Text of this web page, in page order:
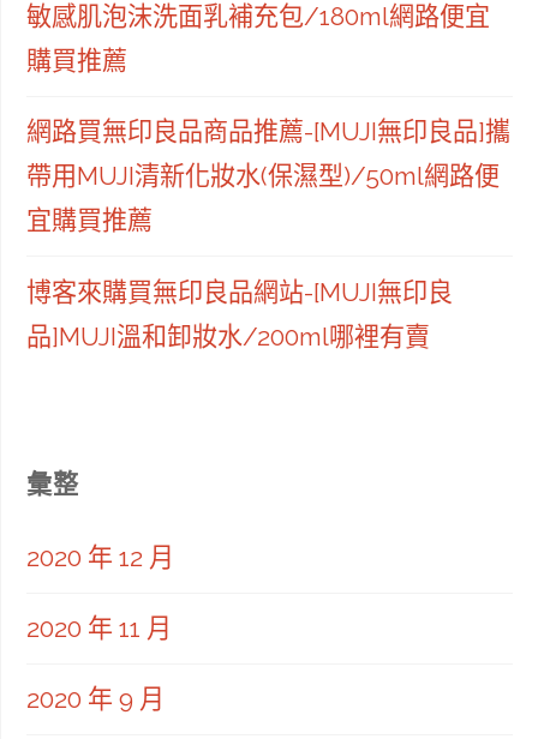
敏感肌泡沫洗面乳補充包/180ml網路便宜
購買推薦
網路買無印良品商品推薦-[MUJI無印良品]攜
帶用MUJI清新化妝水(保濕型)/50ml網路便
宜購買推薦
博客來購買無印良品網站-[MUJI無印良
品]MUJI溫和卸妝水/200ml哪裡有賣
彙整
2020 年 12 月
2020 年 11 月
2020 年 9 月